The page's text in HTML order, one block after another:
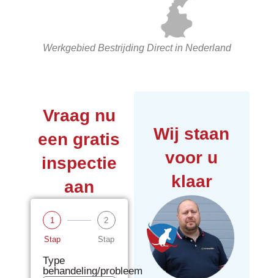
Werkgebied Bestrijding Direct in Nederland
Vraag nu
een gratis
inspectie
aan
1
Stap
2
Stap
Type
behandeling/probleem
Wij staan
voor u
klaar